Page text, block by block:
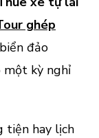
ghép
đảo
một kỳ nghỉ
tiện hay lịch